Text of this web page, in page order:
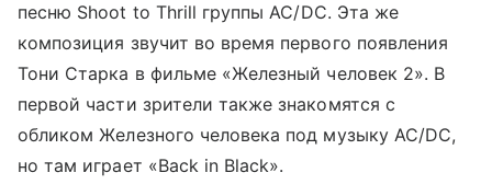
песню Shoot to Thrill группы AC/DC. Эта же
композиция звучит во время первого появления
Тони Старка в фильме «Железный человек 2». В
первой части зрители также знакомятся с
обликом Железного человека под музыку AC/DC,
но там играет «Back in Black».